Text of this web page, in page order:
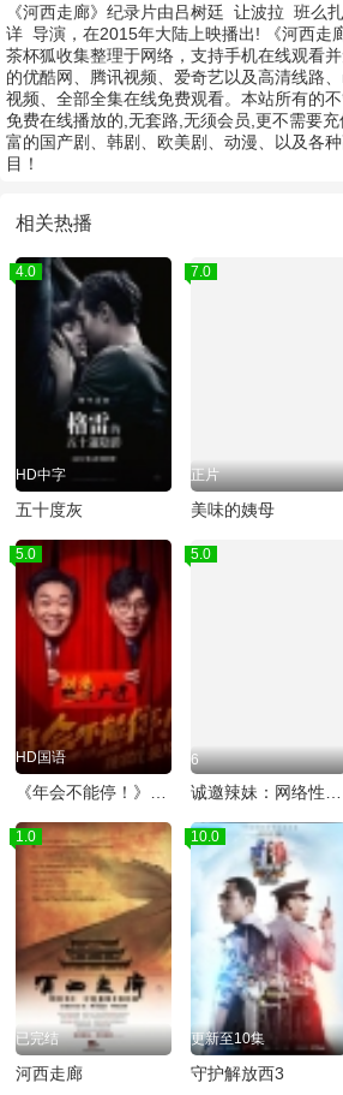
《河西走廊》纪录片由吕树廷 让波拉 班么
详 导演，在2015年大陆上映播出! 《河西走
茶杯狐收集整理于网络，支持手机在线观看
的优酷网、腾讯视频、爱奇艺以及高清线路
视频、全部全集在线免费观看。本站所有的
免费在线播放的,无套路,无须会员,更不需要
富的国产剧、韩剧、欧美剧、动漫、以及各
目！
相关热播
4.0
HD中字
五十度灰
7.0
正片
美味的姨母
5.0
HD国语
5.0
6
1.0
已完结
河西走廊
10.0
更新至10集
守护解放西3